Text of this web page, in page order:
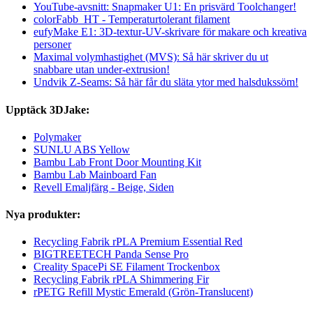
YouTube-avsnitt: Snapmaker U1: En prisvärd Toolchanger!
colorFabb_HT - Temperaturtolerant filament
eufyMake E1: 3D-textur-UV-skrivare för makare och kreativa
personer
Maximal volymhastighet (MVS): Så här skriver du ut
snabbare utan under-extrusion!
Undvik Z-Seams: Så här får du släta ytor med halsdukssöm!
Upptäck 3DJake:
Polymaker
SUNLU ABS Yellow
Bambu Lab Front Door Mounting Kit
Bambu Lab Mainboard Fan
Revell Emaljfärg - Beige, Siden
Nya produkter:
Recycling Fabrik rPLA Premium Essential Red
BIGTREETECH Panda Sense Pro
Creality SpacePi SE Filament Trockenbox
Recycling Fabrik rPLA Shimmering Fir
rPETG Refill Mystic Emerald (Grön-Translucent)